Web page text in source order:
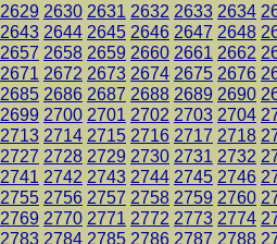
2629 2630 2631 2632 2633 2634
2643 2644 2645 2646 2647 2648
2657 2658 2659 2660 2661 2662
2671 2672 2673 2674 2675 2676
2685 2686 2687 2688 2689 2690
2699 2700 2701 2702 2703 2704
2713 2714 2715 2716 2717 2718
2727 2728 2729 2730 2731 2732
2741 2742 2743 2744 2745 2746
2755 2756 2757 2758 2759 2760
2769 2770 2771 2772 2773 2774
2783 2784 2785 2786 2787 2788